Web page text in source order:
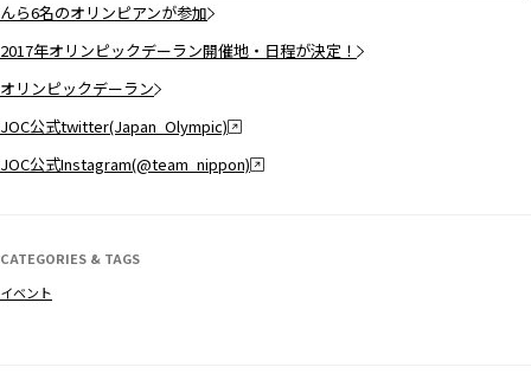
んら6名のオリンピアンが参加
2017年オリンピックデーラン開催地・日程が決定！
オリンピックデーラン
JOC公式twitter(Japan_Olympic)
JOC公式Instagram(@team_nippon)
CATEGORIES & TAGS
イベント